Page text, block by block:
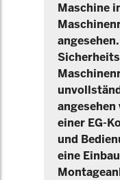
Maschine
einer EG-
und
eine